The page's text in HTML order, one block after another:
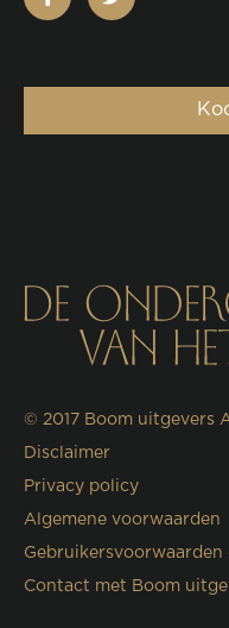
© 2017 Boom uitgevers
Disclaimer
Privacy policy
Algemene voorwaarden
Contact met Boom